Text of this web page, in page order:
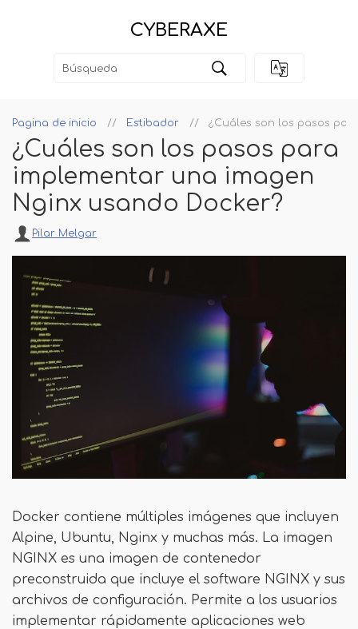
CYBERAXE
Pagina de inicio Estibador ¿Cuáles son los pasos
¿Cuáles son los pasos para
implementar una imagen
Nginx usando Docker?
Pilar Melgar
Docker contiene múltiples imágenes que incluyen
Alpine, Ubuntu, Nginx y muchas más. La imagen
NGINX es una imagen de contenedor
preconstruida que incluye el software NGINX y sus
archivos de configuración. Permite a los usuarios
implementar rápidamente aplicaciones web